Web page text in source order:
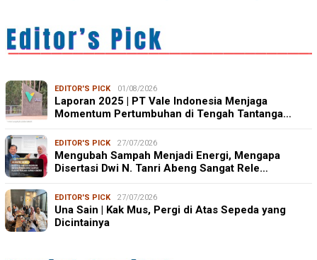
EDITOR'S PICK 01/08/2026
Laporan 2025 | PT Vale Indonesia Menjaga
Momentum Pertumbuhan di Tengah Tantanga…
EDITOR'S PICK 27/07/2026
Mengubah Sampah Menjadi Energi, Mengapa
Disertasi Dwi N. Tanri Abeng Sangat Rele…
EDITOR'S PICK 27/07/2026
Una Sain | Kak Mus, Pergi di Atas Sepeda yang
Dicintainya